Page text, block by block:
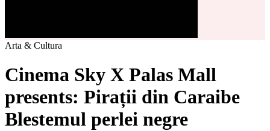
Arta & Cultura
Cinema Sky X Palas Mall
presents: Pirații din Caraibe
Blestemul perlei negre